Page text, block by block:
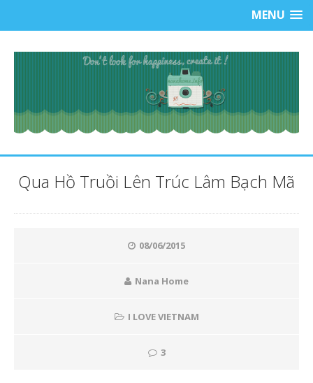
MENU
Qua Hồ Truồi Lên Trúc Lâm Bạch Mã
08/06/2015
Nana Home
I LOVE VIETNAM
3